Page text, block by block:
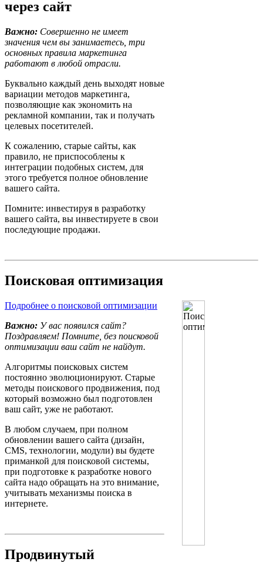
через сайт
Важно: Совершенно не имеет
значения чем вы занимаетесь, три
основных правила маркетинга
работают в любой отрасли.
Буквально каждый день выходят новые
вариации методов маркетинга,
позволяющие как экономить на
рекламной компании, так и получать
целевых посетителей.
К сожалению, старые сайты, как
правило, не приспособлены к
интеграции подобных систем, для
этого требуется полное обновление
вашего сайта.
Помните: инвестируя в разработку
вашего сайта, вы инвестируете в свои
последующие продажи.
Поисковая оптимизация
Подробнее о поисковой оптимизации
Важно: У вас появился сайт?
Поздравляем! Помните, без поисковой
оптимизации ваш сайт не найдут.
Алгоритмы поисковых систем
постоянно эволюционируют. Старые
методы поискового продвижения, под
который возможно был подготовлен
ваш сайт, уже не работают.
В любом случаем, при полном
обновлении вашего сайта (дизайн,
CMS, технологии, модули) вы будете
приманкой для поисковой системы,
при подготовке к разработке нового
сайта надо обращать на это внимание,
учитывать механизмы поиска в
интернете.
Продвинутый